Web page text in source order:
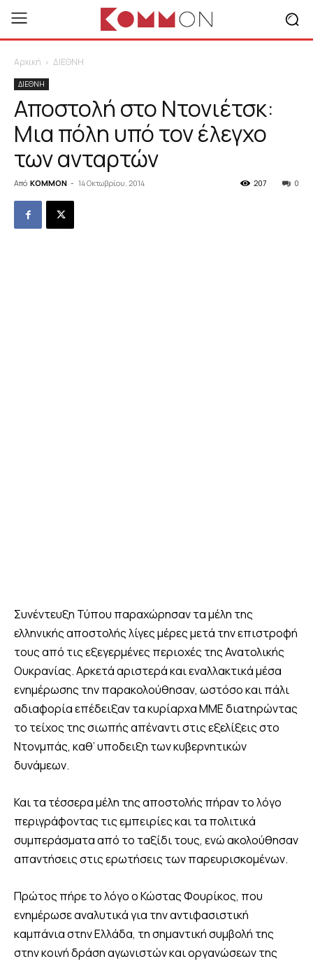
Αρχική ΔΙΕΘΝΗ
ΔΙΕΘΝΗ
Αποστολή στο Ντονιέτσκ:
Μια πόλη υπό τον έλεγχο
των ανταρτών
Από KOMMON - 14 Οκτωβρίου, 2014 0
207
Συνέντευξη Τύπου παραχώρησαν τα μέλη της
ελληνικής αποστολής λίγες μέρες μετά την επιστροφή
τους από τις εξεγερμένες περιοχές της Ανατολικής
Ουκρανίας. Αρκετά αριστερά και εναλλακτικά μέσα
ενημέρωσης την παρακολούθησαν, ωστόσο και πάλι
αδιαφορία επέδειξαν τα κυρίαρχα ΜΜΕ διατηρώντας
το τείχος της σιωπής απέναντι στις εξελίξεις στο
Ντονμπάς, καθ’ υποδειξη των κυβερνητικών
δυνάμεων.
Και τα τέσσερα μέλη της αποστολής πήραν το λόγο
περιγράφοντας τις εμπειρίες και τα πολιτικά
συμπεράσματα από το ταξίδι τους, ενώ ακολούθησαν
απαντήσεις στις ερωτήσεις των παρευρισκομένων.
Πρώτος πήρε το λόγο ο Κώστας Φουρίκος, που
ενημέρωσε αναλυτικά για την αντιφασιστική
καμπάνια στην Ελλάδα, τη σημαντική συμβολή της
στην κοινή δράση αγωνιστών και οργανώσεων της